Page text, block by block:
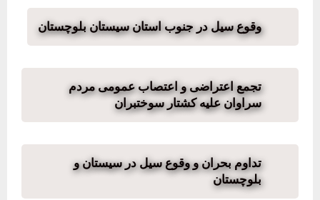
وقوع سیل در جنوب استان سیستان بلوچستان
تجمع اعتراضی و اعتصاب عمومی مردم
سراوان علیه کشتار سوختبران
تداوم بحران و وقوع سیل در سیستان و
بلوچستان